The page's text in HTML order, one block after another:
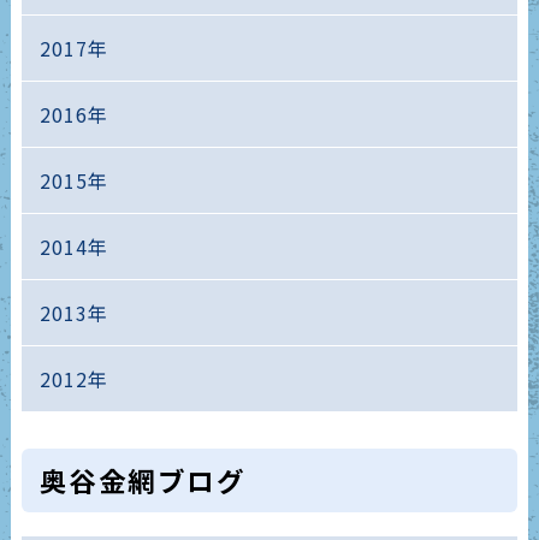
2017年
2016年
2015年
2014年
2013年
2012年
奥谷金網ブログ